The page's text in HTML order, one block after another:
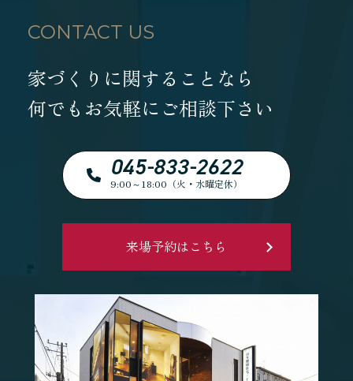
CONTACT US
家づくりに関することなら
何でもお気軽にご相談下さい
045-833-2622
9:00～18:00（火・水曜定休）
来場予約はこちら